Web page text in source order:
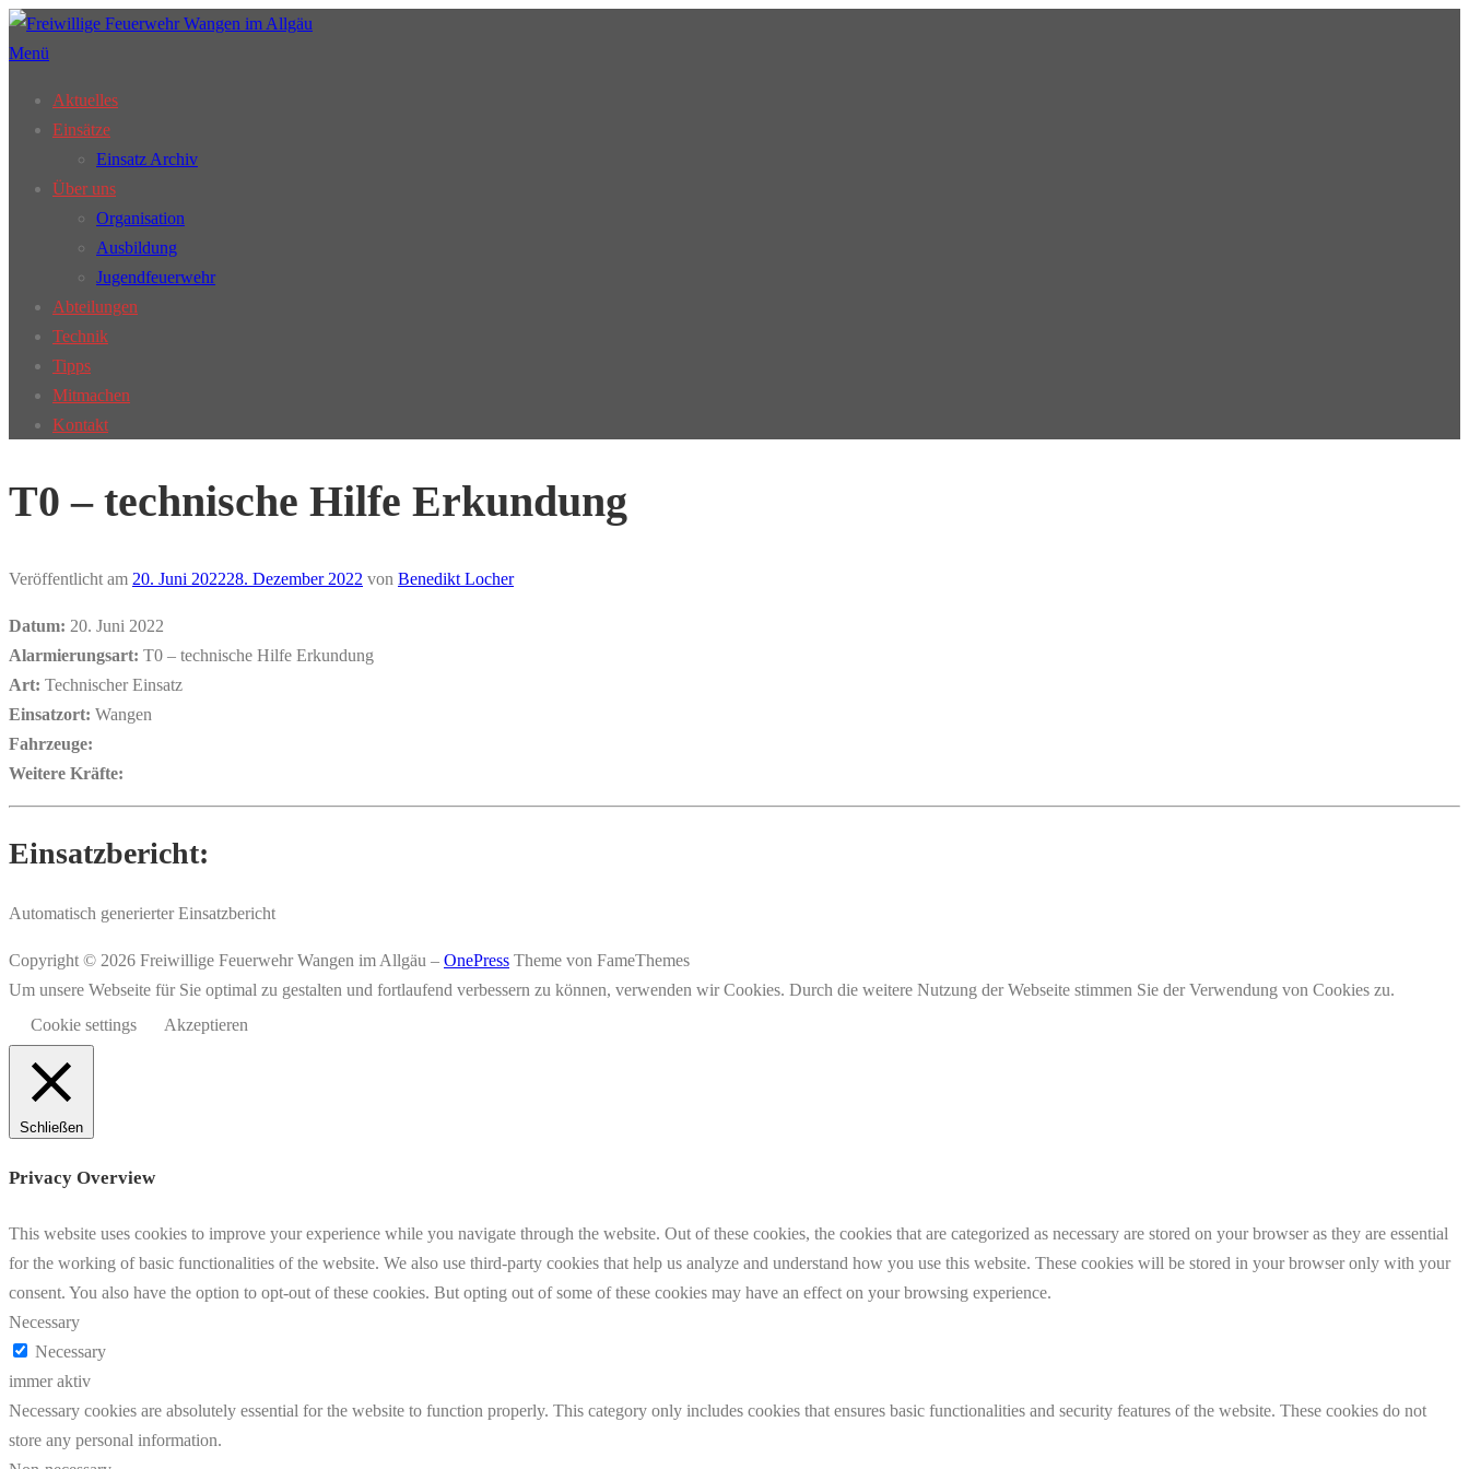
Zum
Inhalt
Menü
Aktuelles
Einsätze
Einsatz Archiv
Über uns
Organisation
Ausbildung
Jugendfeuerwehr
Abteilungen
Technik
Tipps
Mitmachen
Kontakt
T0 – technische Hilfe Erkundung
Veröffentlicht am 20. Juni 202228. Dezember 2022 von Benedikt Locher
Datum: 20. Juni 2022
Alarmierungsart: T0 – technische Hilfe Erkundung
Art: Technischer Einsatz
Einsatzort: Wangen
Fahrzeuge:
Weitere Kräfte:
Einsatzbericht:
Automatisch generierter Einsatzbericht
Copyright © 2026 Freiwillige Feuerwehr Wangen im Allgäu – OnePress Theme von FameThemes
Um unsere Webseite für Sie optimal zu gestalten und fortlaufend verbessern zu können, verwenden wir Cookies. Durch die weitere Nutzung der Webseite stimmen Sie der Verwendung von Cookies zu.
Cookie settings
Akzeptieren
Schließen
Privacy Overview
This website uses cookies to improve your experience while you navigate through the website. Out of these cookies, the cookies that are categorized as necessary are stored on your browser as they are essential
for the working of basic functionalities of the website. We also use third-party cookies that help us analyze and understand how you use this website. These cookies will be stored in your browser only with your
consent. You also have the option to opt-out of these cookies. But opting out of some of these cookies may have an effect on your browsing experience.
Necessary
Necessary
immer aktiv
Necessary cookies are absolutely essential for the website to function properly. This category only includes cookies that ensures basic functionalities and security features of the website. These cookies do not
store any personal information.